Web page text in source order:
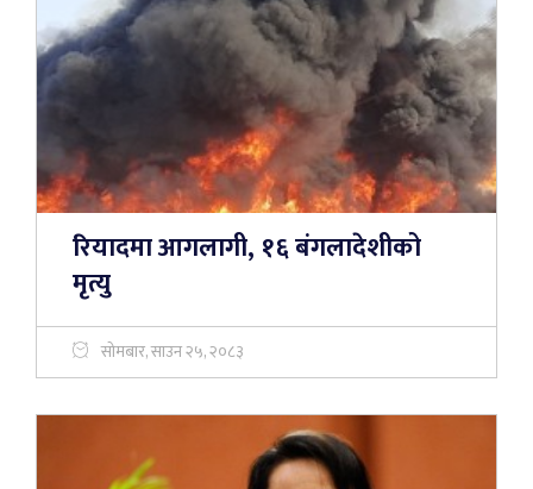
रियादमा आगलागी, १६ बंगलादेशीको
मृत्यु
सोमबार, साउन २५, २०८३